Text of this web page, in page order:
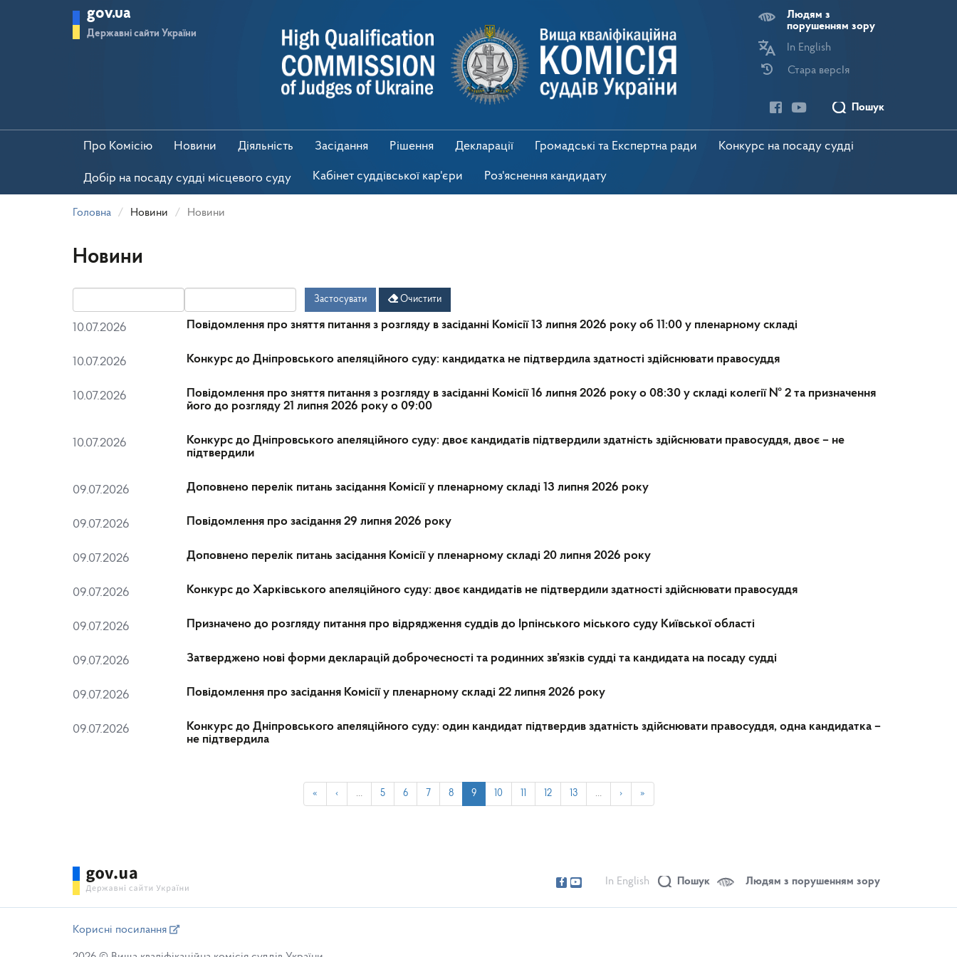
gov.ua
Державні сайти України
Людям з
порушенням зору
In English
Стара версІя
Пошук
Про Комісію Новини Діяльність Засідання Рішення Декларації Громадські та Експертна ради Конкурс на посаду судді
Добір на посаду судді місцевого суду Кабінет суддівської кар'єри Роз'яснення кандидату
Головна Новини Новини
Новини
Застосувати Очистити
10.07.2026 Повідомлення про зняття питання з розгляду в засіданні Комісії 13 липня 2026 року об 11:00 у пленарному складі
10.07.2026 Конкурс до Дніпровського апеляційного суду: кандидатка не підтвердила здатності здійснювати правосуддя
10.07.2026
Повідомлення про зняття питання з розгляду в засіданні Комісії 16 липня 2026 року о 08:30 у складі колегії № 2 та призначення
його до розгляду 21 липня 2026 року о 09:00
10.07.2026
Конкурс до Дніпровського апеляційного суду: двоє кандидатів підтвердили здатність здійснювати правосуддя, двоє – не
підтвердили
09.07.2026 Доповнено перелік питань засідання Комісії у пленарному складі 13 липня 2026 року
09.07.2026 Повідомлення про засідання 29 липня 2026 року
09.07.2026 Доповнено перелік питань засідання Комісії у пленарному складі 20 липня 2026 року
09.07.2026 Конкурс до Харківського апеляційного суду: двоє кандидатів не підтвердили здатності здійснювати правосуддя
09.07.2026 Призначено до розгляду питання про відрядження суддів до Ірпінського міського суду Київської області
09.07.2026 Затверджено нові форми декларацій доброчесності та родинних зв’язків судді та кандидата на посаду судді
09.07.2026 Повідомлення про засідання Комісії у пленарному складі 22 липня 2026 року
09.07.2026
Конкурс до Дніпровського апеляційного суду: один кандидат підтвердив здатність здійснювати правосуддя, одна кандидатка –
не підтвердила
« ‹ … 5 6 7 8 9 10 11 12 13 … › »
Людям з порушенням зору
Пошук
In English
Корисні посилання